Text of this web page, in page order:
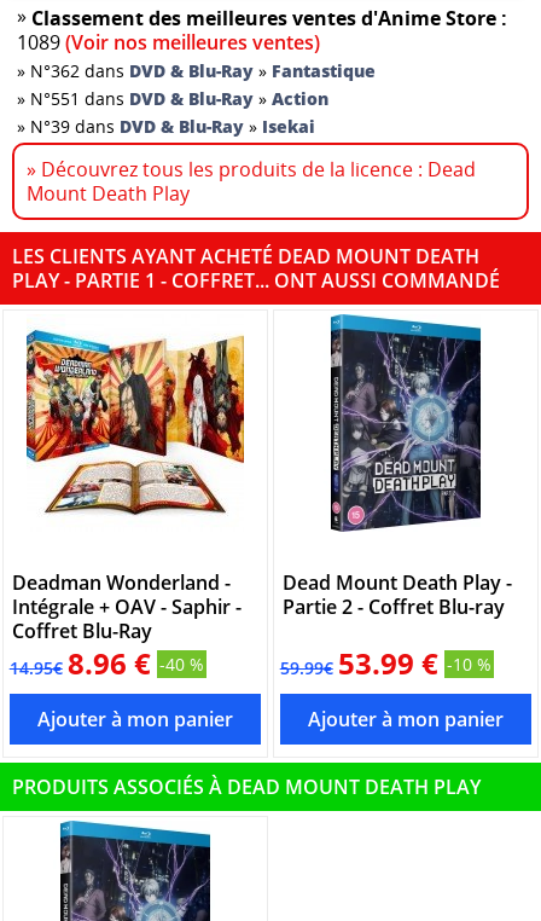
» Classement des meilleures ventes d'Anime Store :
1089(Voir nos meilleures ventes)
» N°362 dans DVD & Blu-Ray » Fantastique
» N°551 dans DVD & Blu-Ray »Action
» N°39 dans DVD & Blu-Ray » Isekai
» Découvrez tous les produits de la licence : Dead
Mount Death Play
LES CLIENTS AYANT ACHETÉ DEAD MOUNT DEATH
PLAY - PARTIE 1 - COFFRET... ONT AUSSI COMMANDÉ
Deadman Wonderland -
Intégrale + OAV - Saphir -
Coffret Blu-Ray
14.95€ 8.96 € -40 %
Dead Mount Death Play -
Partie 2 - Coffret Blu-ray
59.99€ 53.99 € -10 %
PRODUITS ASSOCIÉS À DEAD MOUNT DEATH PLAY